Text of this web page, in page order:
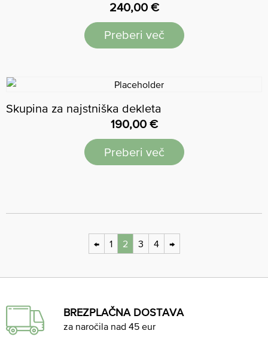
240,00 €
Preberi več
Skupina za najstniška dekleta
190,00 €
Preberi več
← 1 2 3 4 →
BREZPLAČNA DOSTAVA
za naročila nad 45 eur